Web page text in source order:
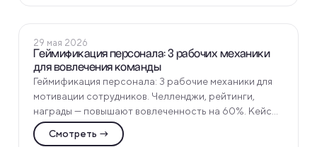
29 мая 2026
Геймификация персонала: 3 рабочих механики
для вовлечения команды
Геймификация персонала: 3 рабочие механики для
мотивации сотрудников. Челленджи, рейтинги,
награды — повышают вовлеченность на 60%. Кейсы
внедрения в HR, примеры от Funtech для бизнеса.
Смотреть →